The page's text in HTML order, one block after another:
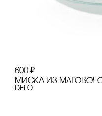
600 ₽
МИсКА ИЗ
Delo